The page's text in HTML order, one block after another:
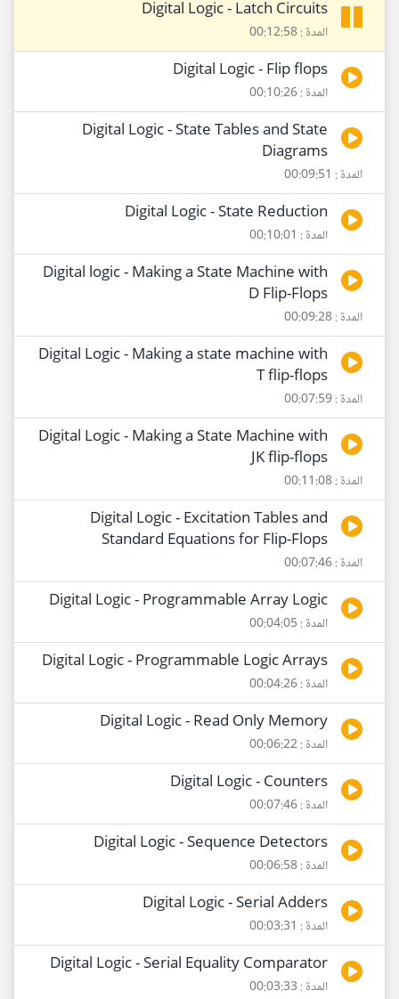
Digital Logic - Latch Circuits
المدة : 00:12:58
Digital Logic - Flip flops
المدة : 00:10:26
Digital Logic - State Tables and State
Diagrams
المدة : 00:09:51
Digital Logic - State Reduction
المدة : 00:10:01
Digital logic - Making a State Machine with
D Flip-Flops
المدة : 00:09:28
Digital Logic - Making a state machine with
T flip-flops
المدة : 00:07:59
Digital Logic - Making a State Machine with
JK flip-flops
المدة : 00:11:08
Digital Logic - Excitation Tables and
Standard Equations for Flip-Flops
المدة : 00:07:46
Digital Logic - Programmable Array Logic
المدة : 00:04:05
Digital Logic - Programmable Logic Arrays
المدة : 00:04:26
Digital Logic - Read Only Memory
المدة : 00:06:22
Digital Logic - Counters
المدة : 00:07:46
Digital Logic - Sequence Detectors
المدة : 00:06:58
Digital Logic - Serial Adders
المدة : 00:03:31
Digital Logic - Serial Equality Comparator
المدة : 00:03:33